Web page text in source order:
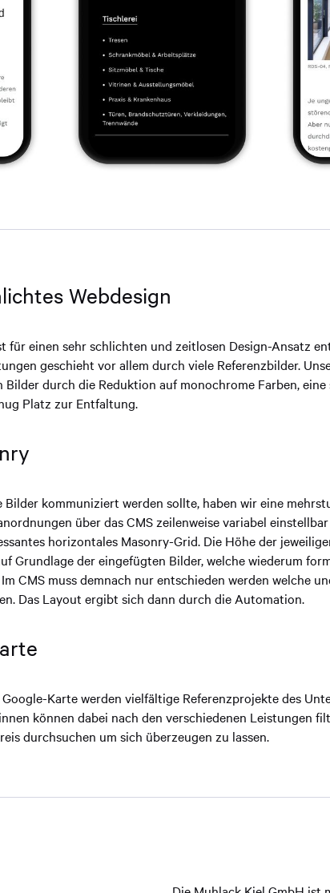
Webdesign
für einen sehr schlichten und zeitlosen Design-Ansatz
geschieht vor allem durch viele Referenzbilder.
Bilder durch die Reduktion auf monochrome Farben,
Platz zur Entfaltung.
Bilder kommuniziert werden sollte, haben wir eine
über das CMS zeilenweise variabel
horizontales Masonry-Grid. Die Höhe der
Grundlage der eingefügten Bilder, welche wiederum
CMS muss demnach nur entschieden werden welche
Das Layout ergibt sich dann durch die Automation.
Karte werden vielfältige Referenzprojekte des
können dabei nach den verschiedenen Leistungen
durchsuchen um sich überzeugen zu lassen.